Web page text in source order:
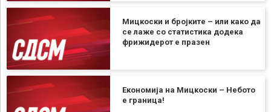
Мицкоски и бројките – или како да
се лаже со статистика додека
фрижидерот е празен
Економија на Мицкоски – Небото
е граница!